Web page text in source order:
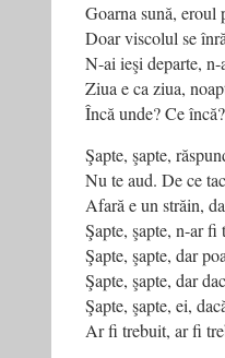
Goarna sună, eroul
Doar viscolul se
N-ai ieşi departe,
Ziua e ca ziua,
Încă unde? Ce
Şapte, şapte,
Nu te aud. De ce
Afară e un străin,
Şapte, şapte, n-ar fi
Şapte, şapte, dar
Şapte, şapte, dar
Şapte, şapte, ei,
Ar fi trebuit, ar fi